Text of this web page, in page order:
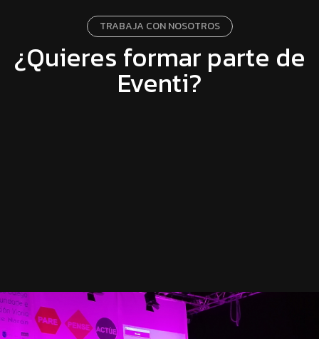
TRABAJA CON NOSOTROS
¿Quieres formar parte de
Eventi?